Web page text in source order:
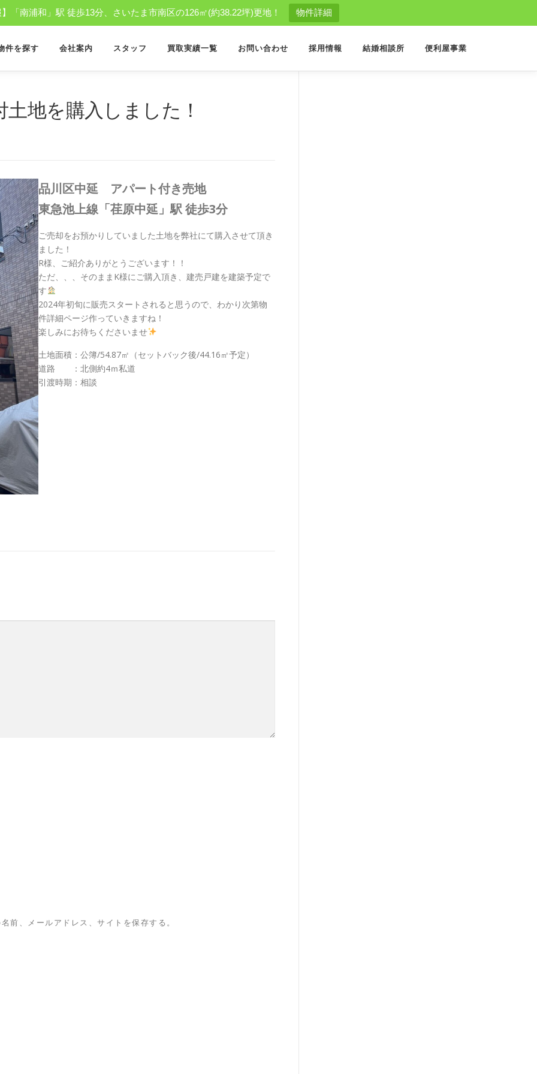
「南浦和」駅 徒歩13分、さいたま市南区の126㎡(約38.22坪)更地！ 物件詳細
件を探す 会社案内 スタッフ 買取実績一覧 お問い合わせ 採用情報 結婚相談所 便利屋事業
地を購入しました！
品川区中延 アパート付き売地
東急池上線「荏原中延」駅 徒歩3分
ご売却をお預かりしていました土地を弊社にて購入させて頂き
ました！
R様、ご紹介ありがとうございます！！
ただ、、、そのままK様にご購入頂き、建売戸建を建築予定で
す
2024年初旬に販売スタートされると思うので、わかり次第物
件詳細ページ作っていきますね！
楽しみにお待ちくださいませ
土地面積：公簿/54.87㎡（セットバック後/44.16㎡予定）
道路 ：北側約4ｍ私道
引渡時期：相談
前、メールアドレス、サイトを保存する。